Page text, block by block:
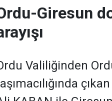
Giresun
Valiliğinden